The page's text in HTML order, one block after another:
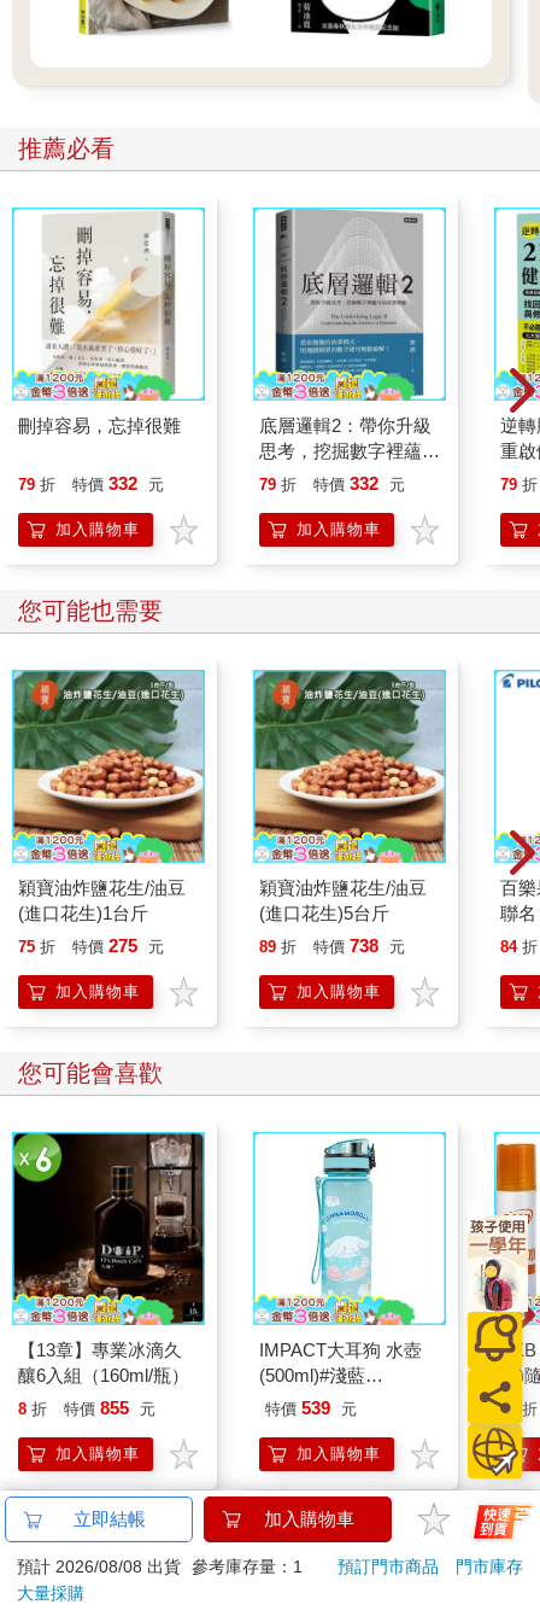
推薦必看
刪掉容易，忘掉很難
79 折 特價 332 元
加入購物車
底層邏輯2：帶你升級
思考，挖掘數字裡蘊含
的商業寶藏
79 折 特價 332 元
加入購物車
逆轉
重
糖
復
79 折
您可能也需要
穎寶油炸鹽花生/油豆
(進口花生)1台斤
75 折 特價 275 元
加入購物車
穎寶油炸鹽花生/油豆
(進口花生)5台斤
89 折 特價 738 元
加入購物車
百
聯
84 折
您可能會喜歡
【13章】專業冰滴久
釀6入組（160ml/瓶）
8 折 特價 855 元
加入購物車
IMPACT大耳狗 水壺
(500ml)#淺藍
IMCMB01LB
特價 539 元
加入購物車
SKB
版)
92 折
訂購/退換貨須知
加入金石堂 LINE 官方帳號『完成綁定』，隨時掌握出貨動
立即結帳 加入購物車
預計 2026/08/08 出貨 參考庫存量：1 預訂門市商品
門市庫存
大量採購